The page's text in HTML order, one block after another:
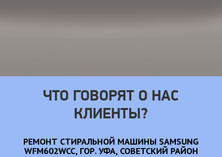
ЧТО ГОВОРЯТ О НАС
КЛИЕНТЫ?
РЕМОНТ СТИРАЛЬНОЙ МАШИНЫ SAMSUNG
WFM602WCC, ГОР. УФА, СОВЕТСКИЙ РАЙОН